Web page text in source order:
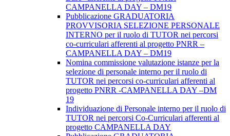
CAMPANELLA DAY – DM19
Pubblicazione GRADUATORIA
PROVVISORIA SELEZIONE PERSONALE
INTERNO per il ruolo di TUTOR nei percorsi
co-curriculari afferenti al progetto PNRR –
CAMPANELLA DAY – DM19
Nomina commissione valutazione istanze per la
selezione di personale interno per il ruolo di
TUTOR nei percorsi co-curriculari afferenti al
progetto PNRR -CAMPANELLA DAY –DM
19
Individuazione di Personale interno per il ruolo di
TUTOR nei percorsi Co-Curriculari afferenti al
progetto CAMPANELLA DAY